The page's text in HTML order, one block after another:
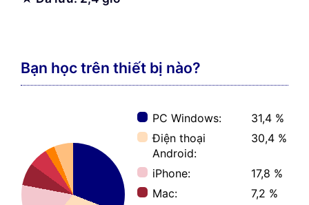
Bạn học trên thiết bị nào?
PC Windows:
31,4 %
Điện thoại
Android:
30,4 %
iPhone:
17,8 %
Mac:
7,2 %